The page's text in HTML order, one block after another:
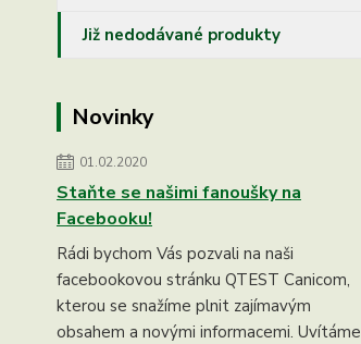
Již nedodávané produkty
Novinky
01.02.2020
Staňte se našimi fanoušky na
Facebooku!
Rádi bychom Vás pozvali na naši
facebookovou stránku QTEST Canicom,
kterou se snažíme plnit zajímavým
obsahem a novými informacemi. Uvítáme